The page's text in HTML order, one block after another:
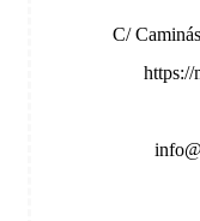
C/
https://